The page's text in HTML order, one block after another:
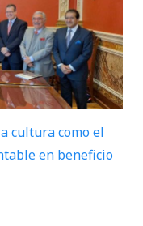
cultura como el
en beneficio